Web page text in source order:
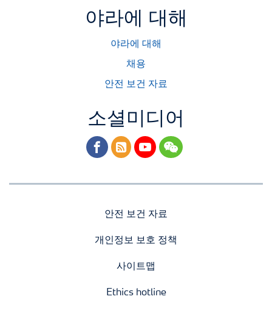
야라에 대해
야라에 대해
채용
안전 보건 자료
소셜미디어
facebook
rss youtubewechat
안전 보건 자료
개인정보 보호 정책
사이트맵
Ethics hotline